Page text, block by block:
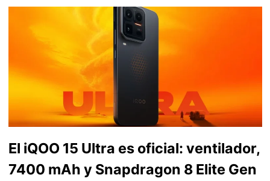
El iQOO 15 Ultra es oficial: ventilador,
7400 mAh y Snapdragon 8 Elite Gen